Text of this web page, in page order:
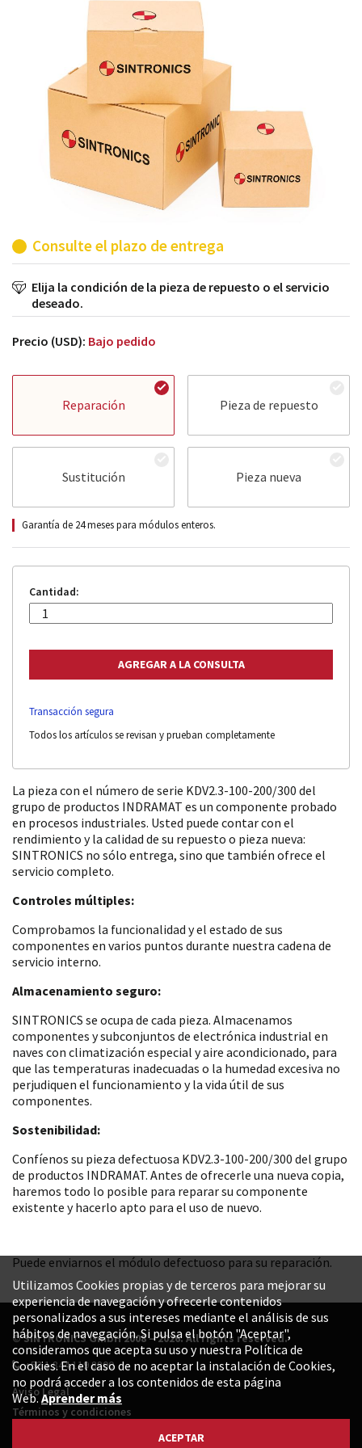
módulos antiguos a un alto nivel técnico o sustitución
de módulos descontinuados por módulos del propio
Consulte el plazo de entrega
Elija la condición de la pieza de repuesto o el servicio
deseado.
Precio (USD): Bajo pedido
Reparación Pieza de repuesto
Sustitución Pieza nueva
Garantía de 24 meses para módulos enteros.
Cantidad:
Transacción segura
Todos los artículos se revisan y prueban completamente
La pieza con el número de serie KDV2.3-100-200/300 del
grupo de productos INDRAMAT es un componente probado
en procesos industriales. Usted puede contar con el
rendimiento y la calidad de su repuesto o pieza nueva:
SINTRONICS no sólo entrega, sino que también ofrece el
servicio completo.
Controles múltiples:
Comprobamos la funcionalidad y el estado de sus
componentes en varios puntos durante nuestra cadena de
servicio interno.
Almacenamiento seguro:
SINTRONICS se ocupa de cada pieza. Almacenamos
componentes y subconjuntos de electrónica industrial en
naves con climatización especial y aire acondicionado, para
que las temperaturas inadecuadas o la humedad excesiva no
perjudiquen el funcionamiento y la vida útil de sus
componentes.
Sostenibilidad:
Confíenos su pieza defectuosa KDV2.3-100-200/300 del grupo
de productos INDRAMAT. Antes de ofrecerle una nueva copia,
haremos todo lo posible para reparar su componente
existente y hacerlo apto para el uso de nuevo.
Puede enviarnos el módulo defectuoso para su reparación.
© SINTRONICS GmbH 2008 – 2026. All rights reserved.
+52 1 844 119 8800
Aviso Legal
Términos y condiciones
Utilizamos Cookies propias y de terceros para mejorar su
experiencia de navegación y ofrecerle contenidos
personalizados a sus intereses mediante el análisis de sus
hábitos de navegación. Si pulsa el botón "Aceptar",
consideramos que acepta su uso y nuestra Política de
Cookies. En el caso de no aceptar la instalación de Cookies,
no podrá acceder a los contenidos de esta página
Web.Aprender más
ACEPTAR